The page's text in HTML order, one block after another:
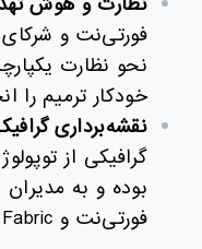
فورتی‌نت و
نحو نظارت
خودکار ترمیم را
نقشه‌برداری
بوده و به
فورتی‌نت و Security Fabric را می‌دهد.